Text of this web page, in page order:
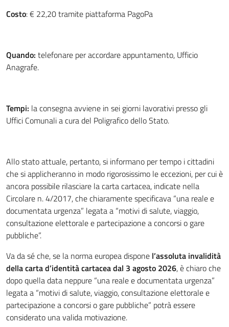
Costo: € 22,20 tramite piattaforma PagoPa
Quando: telefonare per accordare appuntamento, Ufficio
Anagrafe.
Tempi: la consegna avviene in sei giorni lavorativi presso gli
Uffici Comunali a cura del Poligrafico dello Stato.
Allo stato attuale, pertanto, si informano per tempo i cittadini
che si applicheranno in modo rigorosissimo le eccezioni, per cui è
ancora possibile rilasciare la carta cartacea, indicate nella
Circolare n. 4/2017, che chiaramente specificava “una reale e
documentata urgenza” legata a “motivi di salute, viaggio,
consultazione elettorale e partecipazione a concorsi o gare
pubbliche”.
Va da sé che, se la norma europea dispone l’assoluta invalidità
della carta d’identità cartacea dal 3 agosto 2026, è chiaro che
dopo quella data neppure “una reale e documentata urgenza”
legata a “motivi di salute, viaggio, consultazione elettorale e
partecipazione a concorsi o gare pubbliche” potrà essere
considerato una valida motivazione.